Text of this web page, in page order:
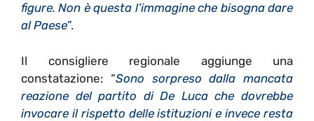
figure. Non è questa l’immagine che bisogna dare
al Paese”.
Il consigliere regionale aggiunge una
constatazione: “Sono sorpreso dalla mancata
reazione del partito di De Luca che dovrebbe
invocare il rispetto delle istituzioni e invece resta